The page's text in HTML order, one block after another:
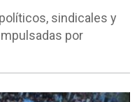
sindicales y
por